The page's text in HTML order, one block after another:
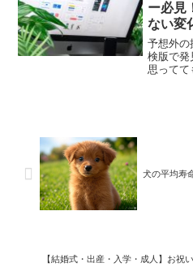
ー必見
ない変
予想外の
検版で発
思ってて
犬の平均寿
【結婚式・出産・入学・成人】お祝